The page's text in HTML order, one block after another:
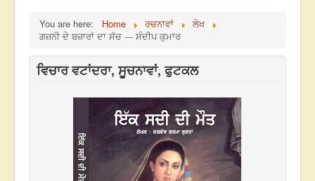
You are here: Home ਰਚਨਾਵਾਂ
ਲੇਖ
ਗਜ਼ਨੀ ਦੇ ਬਜ਼ਾਰਾਂ ਦਾ ਸੱਚ --- ਸੰਦੀਪ ਕੁਮਾਰ
ਵਿਚਾਰ ਵਟਾਂਦਰਾ, ਸੂਚਨਾਵਾਂ, ਫੁਟਕਲ